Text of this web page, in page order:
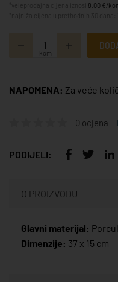
8,00 €/
kom
NAPOMENA: Za veće
0 ocjena
PODIJELI:
O PROIZVODU
Glavni materijal:
Dimenzije: 37 x 15 cm